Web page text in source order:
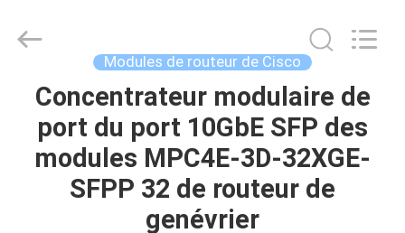
MAISON
Equipment
Reserved.
Modules de routeur de Cisco
Concentrateur modulaire de
port du port 10GbE SFP des
modules MPC4E-3D-32XGE-
SFPP 32 de routeur de
genévrier